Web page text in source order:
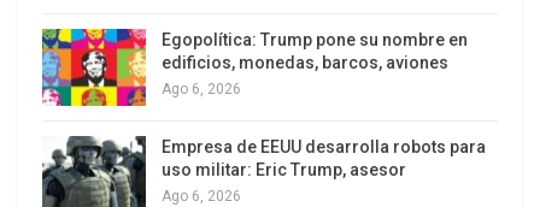
confirmó el pasado lunes a Ruz la existencia de
esa contabilidad secreta que consistía en recibir
declarados a varios ex dirigentes, entre ellos
Rajoy.
Egopolítica: Trump pone su nombre en
edificios, monedas, barcos, aviones
Ago 6, 2026
Empresa de EEUU desarrolla robots para
uso militar: Eric Trump, asesor
Ago 6, 2026